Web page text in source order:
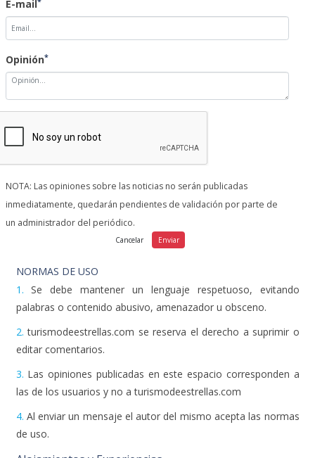
Opinión
2.turismodeestrellas.com se reserva el derecho a suprimir o
3.Las opiniones publicadas en este espacio corresponden a
4.Al enviar un mensaje el autor del mismo acepta las normas
Alojamientos y Experiencias